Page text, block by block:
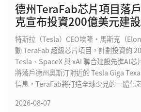
德州TeraFab芯片項目落
克宣布投資200億美元建
基地
特斯拉（Tesla）CEO埃隆·馬斯克（
動 TeraFab 超級芯片項目，計劃投資約
Tesla、SpaceX 與 xAI 聯合建設先進AI芯
將落戶德州奧斯汀附近的 Tesla Giga
信息，TeraFab將打造全球少見的一體化
程，大幅縮短AI芯片研發周期，提高迭代
2026-08-07